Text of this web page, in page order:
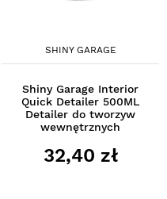
SHINY GARAGE
Shiny Garage Interior
Quick Detailer 500ML
Detailer do tworzyw
wewnętrznych
32,40 zł